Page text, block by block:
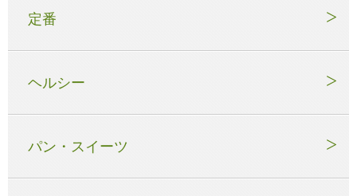
定番
ヘルシー
パン・スイーツ